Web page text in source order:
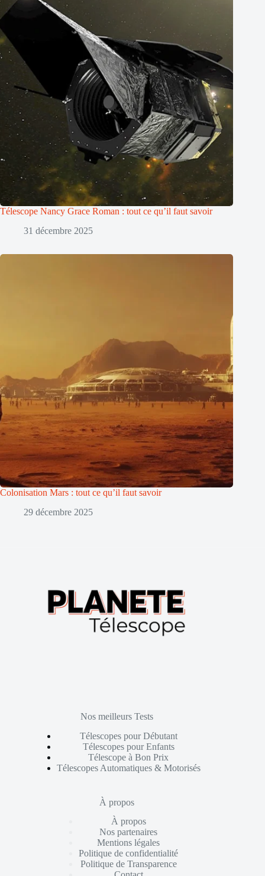
Télescope Nancy Grace Roman : tout ce qu’il faut savoir
31 décembre 2025
Colonisation Mars : tout ce qu’il faut savoir
29 décembre 2025
Nos meilleurs Tests
Télescopes pour Débutant
Télescopes pour Enfants
Télescope à Bon Prix
Télescopes Automatiques & Motorisés
À propos
À propos
Nos partenaires
Mentions légales
Politique de confidentialité
Politique de Transparence